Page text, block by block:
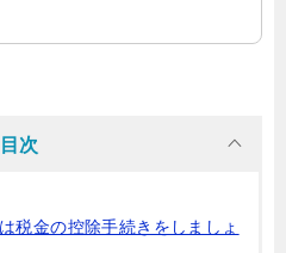
目次
税金の控除手続きをしましょ